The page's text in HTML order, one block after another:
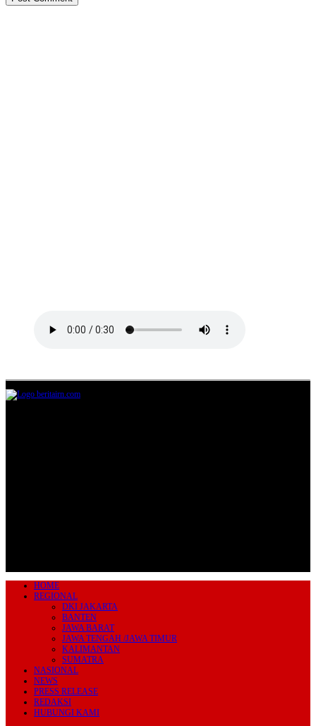
HOME
REGIONAL
DKI JAKARTA
BANTEN
JAWA BARAT
JAWA TENGAH /JAWA TIMUR
KALIMANTAN
SUMATRA
NASIONAL
NEWS
PRESS RELEASE
REDAKSI
HUBUNGI KAMI